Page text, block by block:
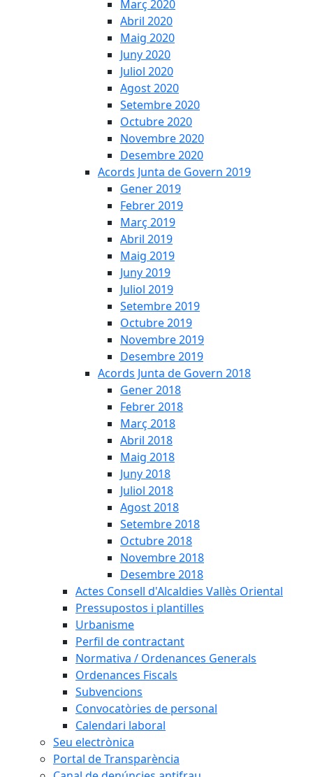
Març 2020
Abril 2020
Maig 2020
Juny 2020
Juliol 2020
Agost 2020
Setembre 2020
Octubre 2020
Novembre 2020
Desembre 2020
Acords Junta de Govern 2019
Gener 2019
Febrer 2019
Març 2019
Abril 2019
Maig 2019
Juny 2019
Juliol 2019
Setembre 2019
Octubre 2019
Novembre 2019
Desembre 2019
Acords Junta de Govern 2018
Gener 2018
Febrer 2018
Març 2018
Abril 2018
Maig 2018
Juny 2018
Juliol 2018
Agost 2018
Setembre 2018
Octubre 2018
Novembre 2018
Desembre 2018
Actes Consell d'Alcaldies Vallès Oriental
Pressupostos i plantilles
Urbanisme
Perfil de contractant
Normativa / Ordenances Generals
Ordenances Fiscals
Subvencions
Convocatòries de personal
Calendari laboral
Seu electrònica
Portal de Transparència